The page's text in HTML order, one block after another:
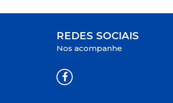
REDES SOCIAIS
Nos acompanhe